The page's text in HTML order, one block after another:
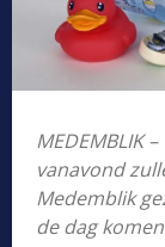
MEDEMBLIK
vanavond
Medemblik
de dag